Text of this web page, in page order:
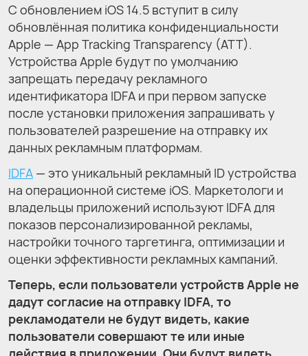
С обновлением iOS 14.5 вступит в силу
обновлённая политика конфиденциальности
Apple — App Tracking Transparency (ATT).
Устройства Apple будут по умолчанию
запрещать передачу рекламного
идентификатора IDFA и при первом запуске
после установки приложения запрашивать у
пользователей разрешение на отправку их
данных рекламным платформам.
IDFA — это уникальный рекламный ID устройства
на операционной системе iOS. Маркетологи и
владельцы приложений используют IDFA для
показов персонализированной рекламы,
настройки точного таргетинга, оптимизации и
оценки эффективности рекламных кампаний.
Теперь, если пользователи устройств Apple не
дадут согласие на отправку IDFA, то
рекламодатели не будут видеть, какие
пользователи совершают те или иные